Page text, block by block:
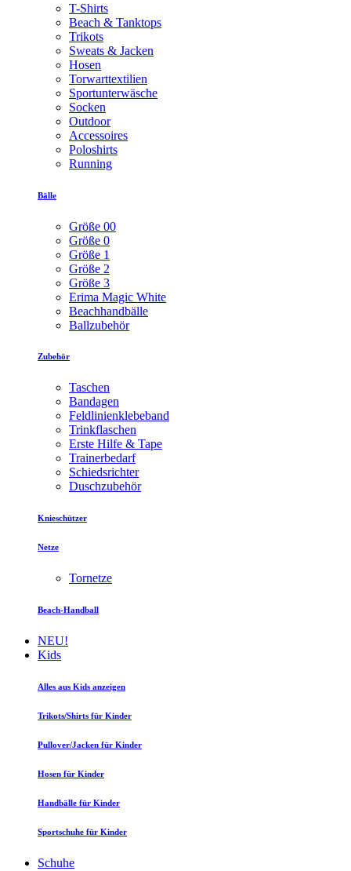
T-Shirts
Beach & Tanktops
Trikots
Sweats & Jacken
Hosen
Torwarttextilien
Sportunterwäsche
Socken
Outdoor
Accessoires
Poloshirts
Running
Bälle
Größe 00
Größe 0
Größe 1
Größe 2
Größe 3
Erima Magic White
Beachhandbälle
Ballzubehör
Zubehör
Taschen
Bandagen
Feldlinienklebeband
Trinkflaschen
Erste Hilfe & Tape
Trainerbedarf
Schiedsrichter
Duschzubehör
Knieschützer
Netze
Tornetze
Beach-Handball
NEU!
Kids
Alles aus Kids anzeigen
Trikots/Shirts für Kinder
Pullover/Jacken für Kinder
Hosen für Kinder
Handbälle für Kinder
Sportschuhe für Kinder
Schuhe